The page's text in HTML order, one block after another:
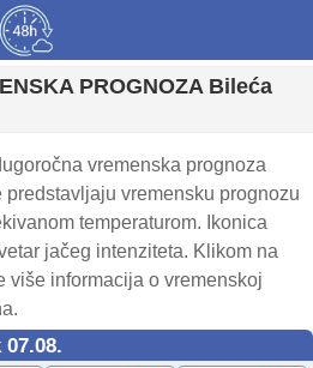
PROGNOZA Bileća
vremenska prognoza
vremensku prognozu
temperaturom. Ikonica
jačeg intenziteta. Klikom na
više informacija o vremenskoj
07.08.